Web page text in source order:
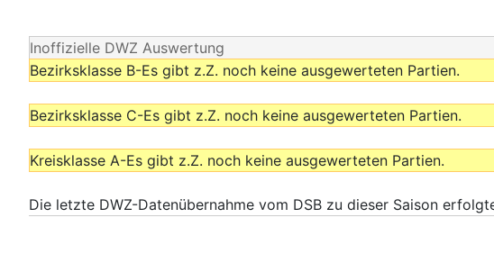
Inoffizielle DWZ Auswertung
Bezirksklasse B-Es gibt z.Z. noch keine ausgewerteten Partien.
Bezirksklasse C-Es gibt z.Z. noch keine ausgewerteten Partien.
Kreisklasse A-Es gibt z.Z. noch keine ausgewerteten Partien.
Die letzte DWZ-Datenübernahme vom DSB zu dieser Saison